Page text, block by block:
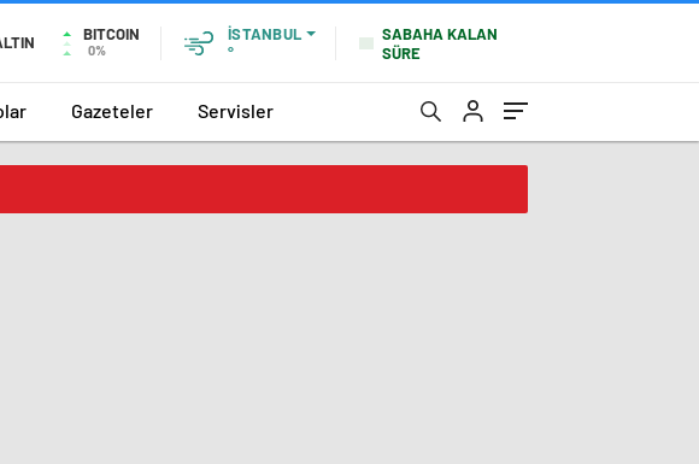
BITCOIN
0%
İSTANBUL
°
SABAHA KALAN
SÜRE
Gazeteler Servisler